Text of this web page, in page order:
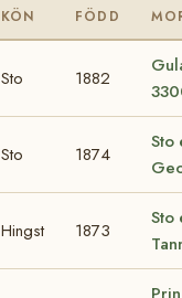
KÖN FÖDD
Sto 1882
Sto 1874
Sto
Hingst 1873
Sto